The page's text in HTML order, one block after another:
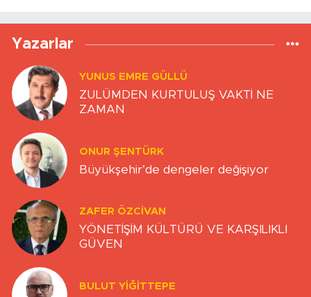
Yazarlar
YUNUS EMRE GÜLLÜ
ZULÜMDEN KURTULUŞ VAKTİ NE
ZAMAN
ONUR ŞENTÜRK
Büyükşehir’de dengeler değişiyor
ZAFER ÖZCIVAN
YÖNETİŞİM KÜLTÜRÜ VE KARŞILIKLI
GÜVEN
BULUT YİĞİTTEPE